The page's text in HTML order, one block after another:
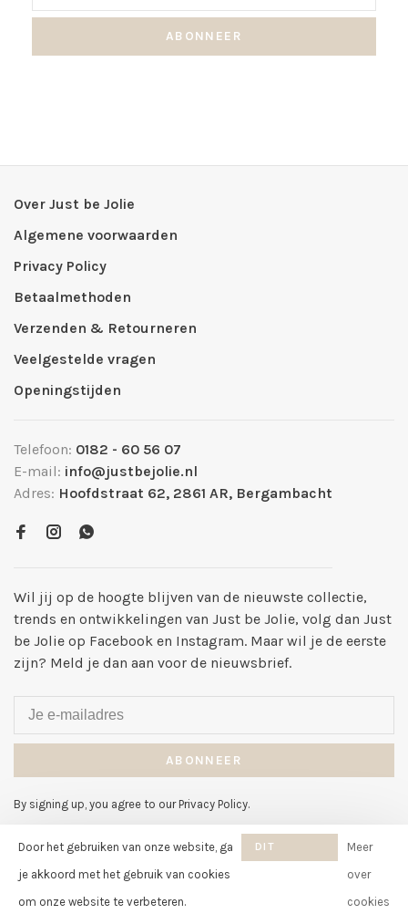
ABONNEER
Over Just be Jolie
Algemene voorwaarden
Privacy Policy
Betaalmethoden
Verzenden & Retourneren
Veelgestelde vragen
Openingstijden
Telefoon: 0182 - 60 56 07
E-mail: info@justbejolie.nl
Adres: Hoofdstraat 62, 2861 AR, Bergambacht
Wil jij op de hoogte blijven van de nieuwste collectie,
trends en ontwikkelingen van Just be Jolie, volg dan Just
be Jolie op Facebook en Instagram. Maar wil je de eerste
zijn? Meld je dan aan voor de nieuwsbrief.
ABONNEER
By signing up, you agree to our Privacy Policy.
© Copyright 2026 Just be Jolie
Door het gebruiken van onze website, ga
je akkoord met het gebruik van cookies
om onze website te verbeteren.
DIT
Meer
over
cookies